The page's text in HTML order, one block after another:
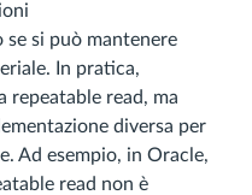
si può mantenere
In pratica,
repeatable read, ma
diversa per
Ad esempio, in Oracle,
read non è